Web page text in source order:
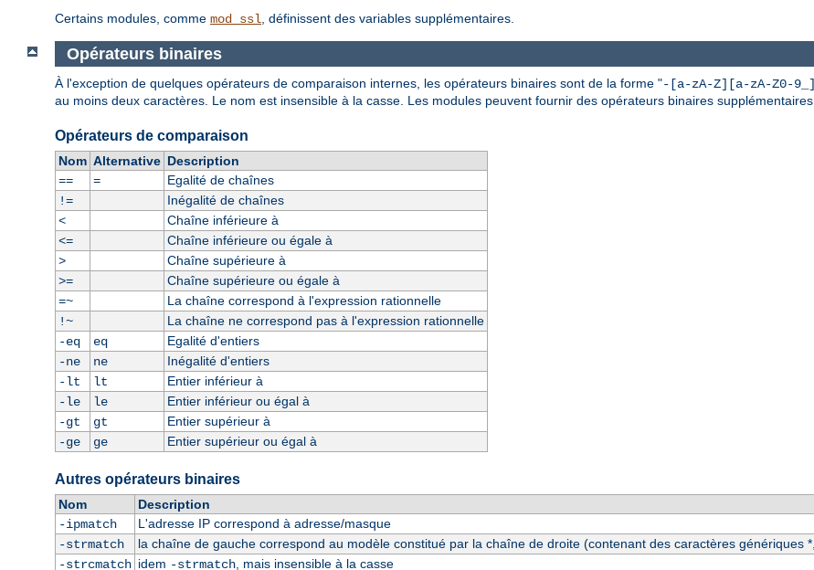
Certains modules, comme mod_ssl , définissent des variables supplémentaires.
Opérateurs binaires
À l'exception de quelques opérateurs de comparaison internes, les opérateurs binaires sont de la forme "-[a-zA-Z][a-zA-Z0-
au moins deux caractères. Le nom est insensible à la casse. Les modules peuvent fournir des opérateurs binaires
Opérateurs de comparaison
Nom Alternative Description
==
=
Egalité de chaînes
!=
Inégalité de chaînes
<
Chaîne inférieure à
<=
Chaîne inférieure ou égale à
>
Chaîne supérieure à
>=
Chaîne supérieure ou égale à
=~
La chaîne correspond à l'expression rationnelle
!~
La chaîne ne correspond pas à l'expression rationnelle
-eq
eq
Egalité d'entiers
-ne
ne
Inégalité d'entiers
-lt
lt
Entier inférieur à
-le
le
Entier inférieur ou égal à
-gt
gt
Entier supérieur à
-ge
ge Entier supérieur ou égal à
Autres opérateurs binaires
Nom
Description
-ipmatch
L'adresse IP correspond à adresse/masque
-strmatch
la chaîne de gauche correspond au modèle constitué par la chaîne de droite (contenant des caractères génériques
-strcmatch idem -strmatch, mais insensible à la casse